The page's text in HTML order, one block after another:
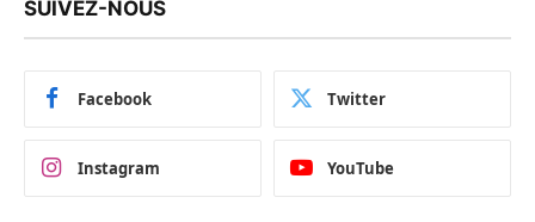
SUIVEZ-NOUS
Facebook Twitter
Instagram YouTube